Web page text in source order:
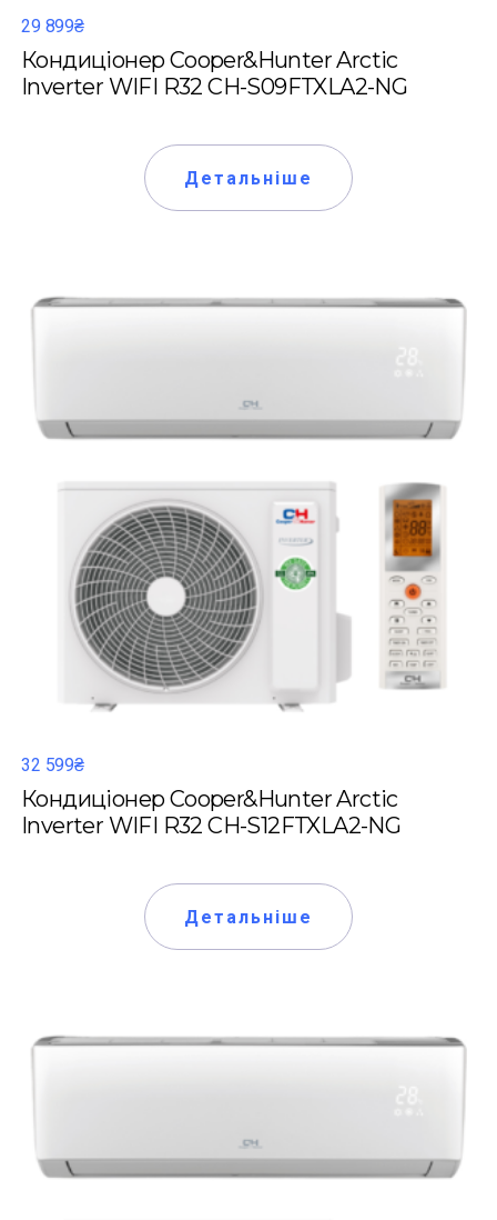
29 899₴
Кондиціонер Cooper&Hunter Arctic
Inverter WIFI R32 CH-S09FTXLA2-NG
Детальніше
32 599₴
Кондиціонер Cooper&Hunter Arctic
Inverter WIFI R32 CH-S12FTXLA2-NG
Детальніше